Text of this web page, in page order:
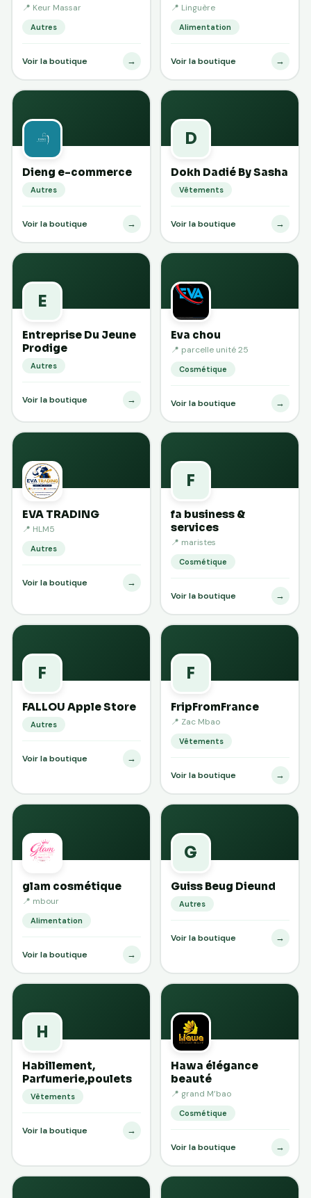
📍 Keur Massar
Autres
Voir la boutique →
📍 Linguère
Alimentation
Voir la boutique →
Dieng e-commerce
Autres
Voir la boutique →
D
Dokh Dadié By Sasha
Vêtements
Voir la boutique →
E
Entreprise Du Jeune
Prodige
Autres
Voir la boutique →
Eva chou
📍 parcelle unité 25
Cosmétique
Voir la boutique →
EVA TRADING
📍 HLM5
Autres
Voir la boutique →
F
fa business &
services
📍 maristes
Cosmétique
Voir la boutique →
F
FALLOU Apple Store
Autres
Voir la boutique →
F
FripFromFrance
📍 Zac Mbao
Vêtements
Voir la boutique →
glam cosmétique
📍 mbour
Alimentation
Voir la boutique →
G
Guiss Beug Dieund
Autres
Voir la boutique →
H
Habillement,
Parfumerie,poulets
Vêtements
Voir la boutique →
Hawa élégance
beauté
📍 grand M’bao
Cosmétique
Voir la boutique →